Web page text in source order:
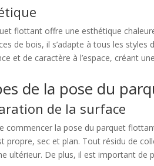
flottant offre une esthétique
de bois, il s’adapte à tous les
et de caractère à l’espace, créant
de la pose du
de la surface
commencer la pose du parquet
propre, sec et plan. Tout résidu de
ultérieur. De plus, il est important de